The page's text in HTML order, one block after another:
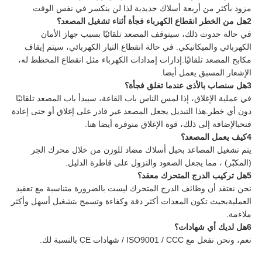
مزود بأكثر من أربعة أسلاك حديدية لذا لن ينكسر في نفس الوقت
2هل من الخطر انقطاع الكهرباء فجأة أثناء تشغيل المصعد؟
في حالة حدوث ذلك، سيتوقف المصعد تلقائيًا بسبب جهاز الأمان
الكهربائي والميكانيكي. في حالة انقطاع التيار الكهربائي، سيتم إيقاف
مكابح المصعد تلقائيًا.إدارات إمدادات الكهرباء مثل انقطاع المخطط له،
الإشعار المسبق يعمل أيضا.
3هل سنصاب بالأذى عندما تغلق فجأة؟
في عملية الإغلاق، إذا لمس الناس باب القاعة، سيبدأ باب المصعد تلقائيًا
دون أي خطر.هذا التبديل يجعل المصعد غير قادر على إغلاق أو حتى إعادة
فتحبالإضافة إلى ذلك، قوة الإغلاق متوفرة أيضا هنا.
4كيف يعمل المصعد؟
يتم تشغيل المصاعد بحبل أسلاك مضاد للوزن من خلال محرك الجر
(المكبّر) ، مما يجعل الصعود والنزول على قاطرة الدليل.
5هل تركيب الدرج المتحرك معقد؟
نحن نعتقد أن وظائف الدرج المتحرك ليست بالضرورة متناسبة مع تعقيد
العمليةبحيث تكون المعدات أكثر دقة وكفاءة وتسمح بتشغيل أسهل وأكثر
ملاءمة.
6هل لديك أي شهادات؟
نعم، ونحن نفعل مع ISO9001 / CCC / شهادات CE بالنسبة لك.